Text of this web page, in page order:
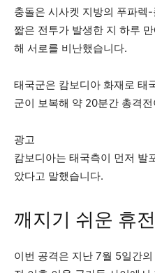
충돌은 시사켓 지방의 푸파렉
짧은 전투가 발생한 지 하루
해 서로를 비난했습니다.
태국군은 캄보디아 화재로 태
군이 보복해 약 20분간 총격
광고
캄보디아는 태국측이 먼저 발
았다고 말했습니다.
깨지기 쉬운 휴전
이번 공격은 지난 7월 5일간